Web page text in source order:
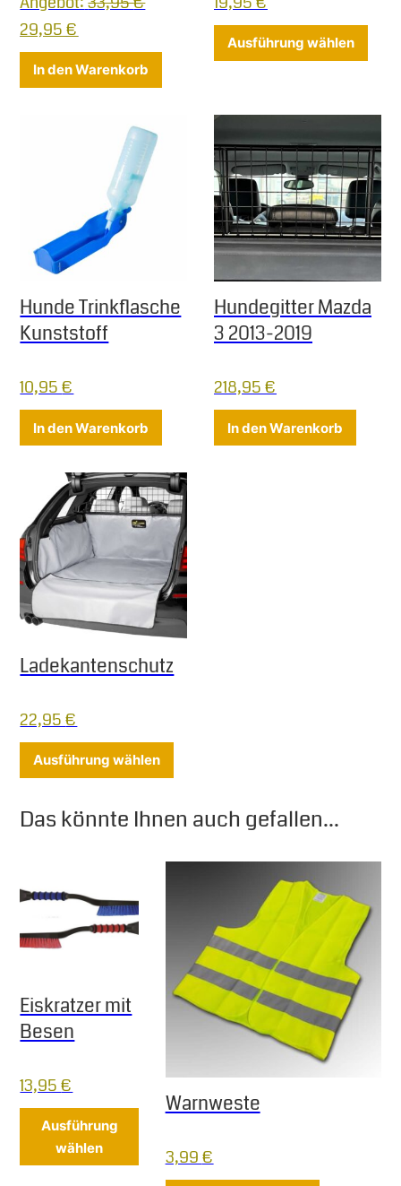
Ursprünglicher Preis war: 33,95 €
29,95€ Aktueller Preis ist: 29,95 €.
In den Warenkorb
Ausführung wählen
Hunde Trinkflasche
Kunststoff
10,95€
In den Warenkorb
Hundegitter Mazda
3 2013-2019
218,95€
In den Warenkorb
Ladekantenschutz
22,95€
Ausführung wählen
Das könnte Ihnen auch gefallen...
Eiskratzer mit
Besen
13,95€
Ausführung
wählen
Dieses Produkt weist mehrere
Warnweste
3,99€